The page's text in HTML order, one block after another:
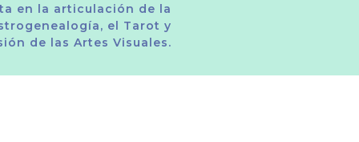
en la articulación de la
el Tarot y
de las Artes Visuales.